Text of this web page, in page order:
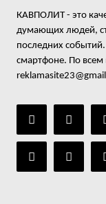
КАВПОЛИТ - это
думающих людей,
последних
смартфоне. По